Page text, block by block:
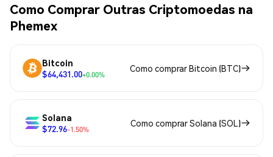
Como Comprar Outras Criptomoedas na
Phemex
Bitcoin
$64,431.00+0.00%
Como comprar Bitcoin (BTC)
Solana
$72.96-1.50%
Como comprar Solana (SOL)